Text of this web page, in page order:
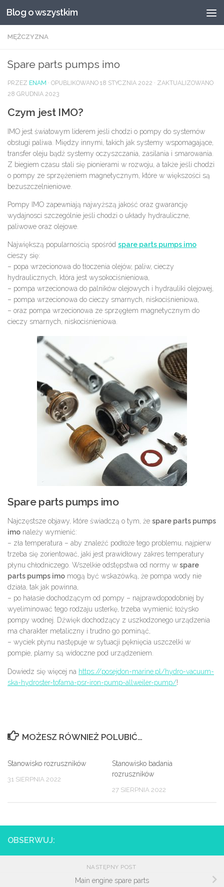
Przeskocz do treści
Blog o wszystkim
MĘŻCZYZNA
Spare parts pumps imo
PRZEZ ENAM · OPUBLIKOWANO 18 STYCZNIA 2022 · ZAKTUALIZOWANO
28 GRUDNIA 2023
Czym jest IMO?
IMO jest światowym liderem jeśli chodzi o pompy do systemów
obsługi paliwa. Między innymi, takich jak systemy wspomagające,
transfer oleju bądź systemy oczyszczania, zasilania i smarowania.
Z biegiem czasu stali się pionierami w rozwoju, a także jeśli chodzi
o pompy ze sprzężeniem magnetycznym, które w większości są
bezuszczelnieniowe.
Pompy IMO zapewniają najwyższą jakość oraz gwarancję
wydajnosci szczególnie jeśli chodzi o układy hydrauliczne,
paliwowe oraz olejowe.
Największą popularnością spośród spare parts pumps imo
cieszy się:
– popa wrzecionowa do tłoczenia olejów, paliw, cieczy
hydraulicznych, która jest wysokociśnieniowa,
– pompa wrzecionowa do palników olejowych i hydrauliki olejowej,
– pompa wrzecionowa do cieczy smarnych, niskociśnieniowa,
– oraz pompa wrzecionowa ze sprzęgłem magnetycznym do
cieczy smarnych, niskociśnieniowa.
Spare parts pumps imo
Najczęstsze objawy, które świadczą o tym, że spare parts pumps
imo należy wymienić:
– zła temperatura – aby znaleźć podłoże tego problemu, najpierw
trzeba się zorientować, jaki jest prawidłowy zakres temperatury
płynu chłodniczego. Wszelkie odstępstwa od normy w spare
parts pumps imo mogą być wskazówką, że pompa wody nie
działa, tak jak powinna,
– po hałasie dochodzącym od pompy – najprawdopodobniej by
wyeliminować tego rodzaju usterkę, trzeba wymienić łożysko
pompy wodnej. Dźwięk dochodzący z uszkodzonego urządzenia
ma charakter metaliczny i trudno go pominąć,
– wyciek płynu następuje w sytuacji pęknięcia uszczelki w
pompie, plamy są widoczne pod urządzeniem.
Dowiedz się więcej na https://posejdon-marine.pl/hydro-vacuum-
ska-hydroster-tofama-psr-iron-pump-allweiler-pump/!
MOŻESZ RÓWNIEŻ POLUBIĆ…
Stanowisko rozruszników
31 SIERPNIA 2022
Stanowisko badania
rozruszników
27 SIERPNIA 2022
OBSERWUJ:
NASTĘPNY POST
Main engine spare parts